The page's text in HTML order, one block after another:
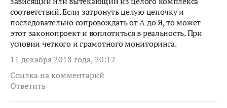
соответствий. Если затронуть целую цепочку и
последовательно сопровождать от А до Я, то может
этот законопроект и воплотиться в реальность. При
условии четкого и грамотного мониторинга.
11 декабря 2018 года, 20:12
Ссылка на комментарий
Ответить